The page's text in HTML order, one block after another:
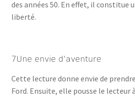
des années 50. En effet, il constitue
liberté.
7Une envie d’aventure
Cette lecture donne envie de
Ford. Ensuite, elle pousse le lecteur